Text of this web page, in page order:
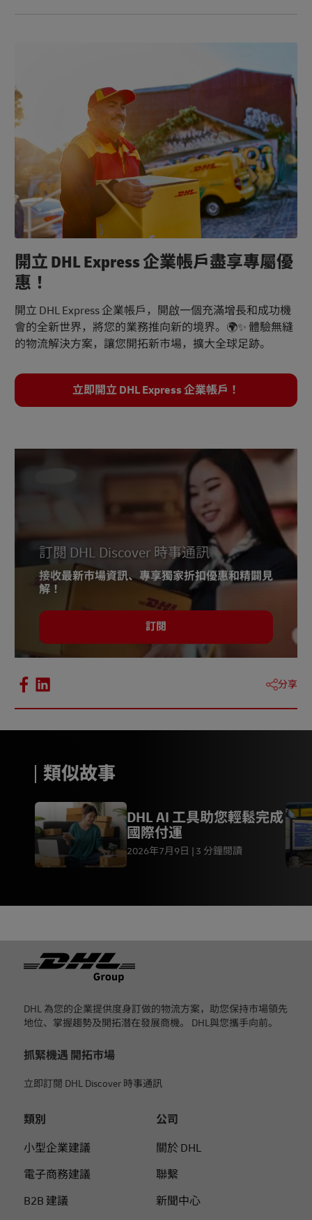
開立 DHL Express 企業帳戶盡享專屬優
惠！
開立 DHL Express 企業帳戶，開啟一個充滿增長和成功機
會的全新世界，將您的業務推向新的境界。🌍✨ 體驗無縫
的物流解決方案，讓您開拓新市場，擴大全球足跡。
立即開立 DHL Express 企業帳戶！
訂閱 DHL Discover 時事通訊
接收最新市場資訊、專享獨家折扣優惠和精闢見
解！
訂閱
分享
類似故事
DHL AI 工具助您輕鬆完成
國際付運
2026年7月9日 3 分鐘閱讀
DHL 為您的企業提供度身訂做的物流方案，助您保持市場領先
地位、掌握趨勢及開拓潛在發展商機。 DHL與您攜手向前。
抓緊機遇 開拓市場
立即訂閱 DHL Discover 時事通訊
類別
小型企業建議
電子商務建議
B2B 建議
公司
關於 DHL
聯繫
新聞中心